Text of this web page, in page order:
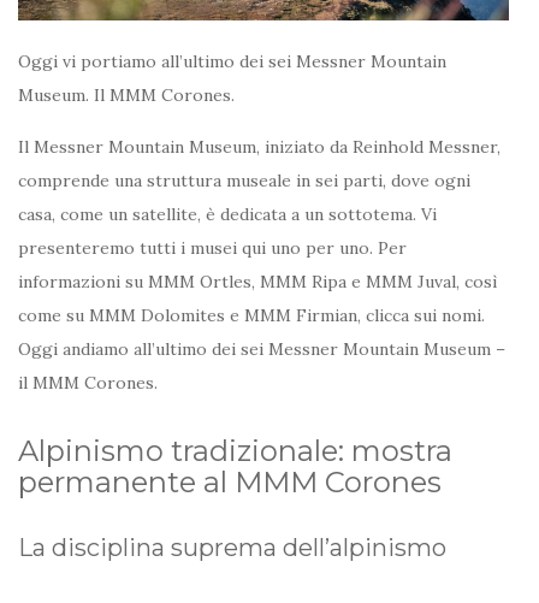
Oggi vi portiamo all’ultimo dei sei Messner Mountain
Museum. Il MMM Corones.
Il Messner Mountain Museum, iniziato da Reinhold Messner,
comprende una struttura museale in sei parti, dove ogni
casa, come un satellite, è dedicata a un sottotema. Vi
presenteremo tutti i musei qui uno per uno. Per
informazioni su MMM Ortles, MMM Ripa e MMM Juval, così
come su MMM Dolomites e MMM Firmian, clicca sui nomi.
Oggi andiamo all’ultimo dei sei Messner Mountain Museum –
il MMM Corones.
Alpinismo tradizionale: mostra
permanente al MMM Corones
La disciplina suprema dell’alpinismo